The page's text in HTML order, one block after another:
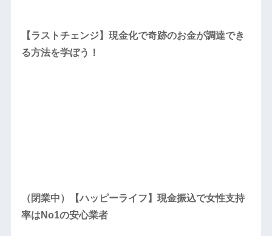
【ラストチェンジ】現金化で奇跡のお金が調達でき
る方法を学ぼう！
（閉業中）【ハッピーライフ】現金振込で女性支持
率はNo1の安心業者